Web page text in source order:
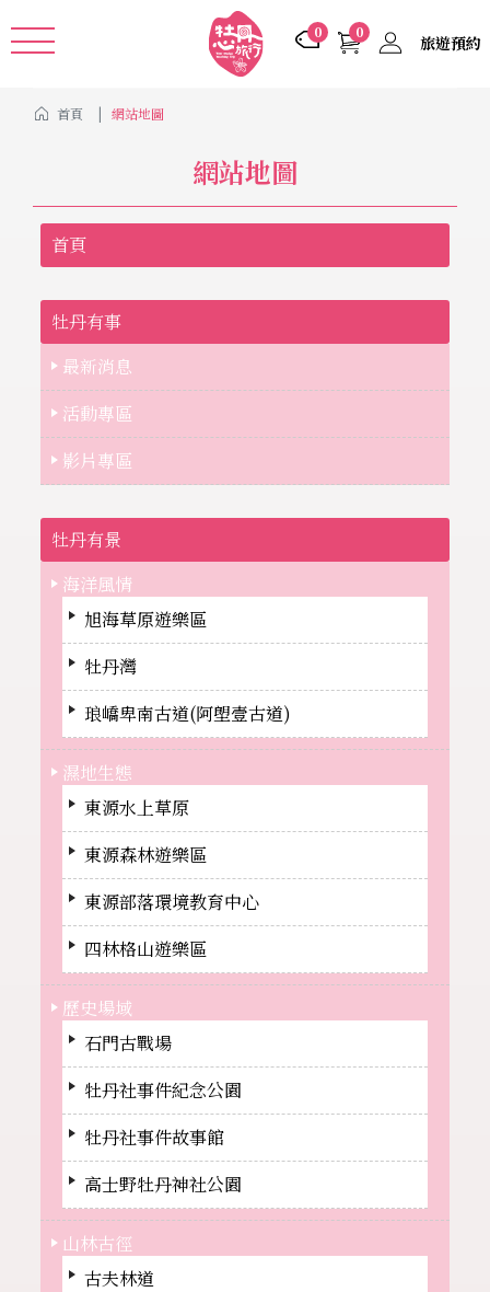
0 0 旅遊預約
首頁 網站地圖
網站地圖
首頁
牡丹有事
最新消息
活動專區
影片專區
牡丹有景
海洋風情
旭海草原遊樂區
牡丹灣
琅嶠卑南古道(阿塱壹古道)
濕地生態
東源水上草原
東源森林遊樂區
東源部落環境教育中心
四林格山遊樂區
歷史場域
石門古戰場
牡丹社事件紀念公園
牡丹社事件故事館
高士野牡丹神社公園
山林古徑
古夫林道